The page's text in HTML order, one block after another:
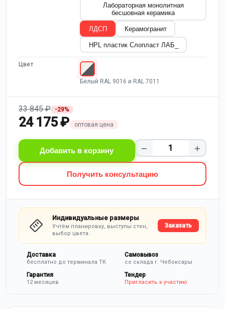
Лабораторная монолитная
бесшовная керамика
ЛДСП Керамогранит
HPL пластик Слопласт ЛАБ_
Цвет
Белый RAL 9016 и RAL 7011
33 845 ₽ -29%
24 175 ₽ оптовая цена
Добавить в корзину − +
Получить консультацию
Индивидуальные размеры
Учтём планировку, выступы стен,
выбор цвета.
Заказать
Доставка
бесплатно до терминала ТК
Самовывоз
со склада г. Чебоксары
Гарантия
12 месяцев
Тендер
Пригласить к участию